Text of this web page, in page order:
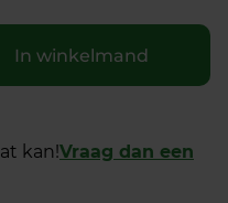
In winkelmand
kan!Vraag dan een